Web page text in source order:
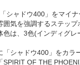
シャドウ400」をマイナ
囲気を強調するステッ
色は、3色(インディグ
「シャドウ400」をカラ
SPIRIT OF THE